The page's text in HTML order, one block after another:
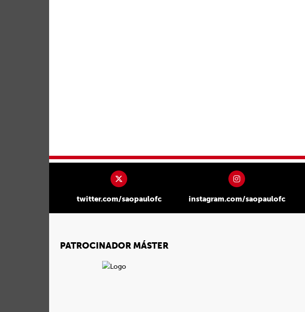
twitter.com/saopaulofc instagram.com/saopaulofc
PATROCINADOR MÁSTER